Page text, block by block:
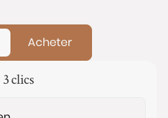
Acheter
clics